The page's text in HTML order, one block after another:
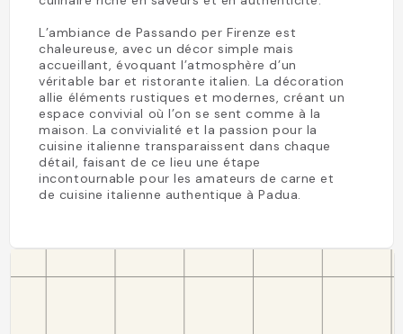
L’ambiance de Passando per Firenze est
chaleureuse, avec un décor simple mais
accueillant, évoquant l’atmosphère d’un
véritable bar et ristorante italien. La décoration
allie éléments rustiques et modernes, créant un
espace convivial où l’on se sent comme à la
maison. La convivialité et la passion pour la
cuisine italienne transparaissent dans chaque
détail, faisant de ce lieu une étape
incontournable pour les amateurs de carne et
de cuisine italienne authentique à Padua.